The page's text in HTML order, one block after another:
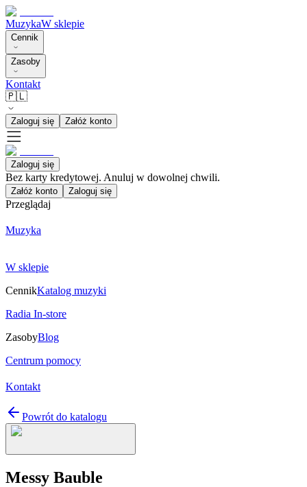
MuzykaW sklepie
Cennik
Zasoby
Kontakt
🇵🇱
Zaloguj się Załóż konto
Zaloguj się
Bez karty kredytowej. Anuluj w dowolnej chwili.
Załóż konto Zaloguj się
Przeglądaj
Muzyka
W sklepie
CennikKatalog muzyki
Radia In-store
ZasobyBlog
Centrum pomocy
Kontakt
Powrót do katalogu
Messy Bauble